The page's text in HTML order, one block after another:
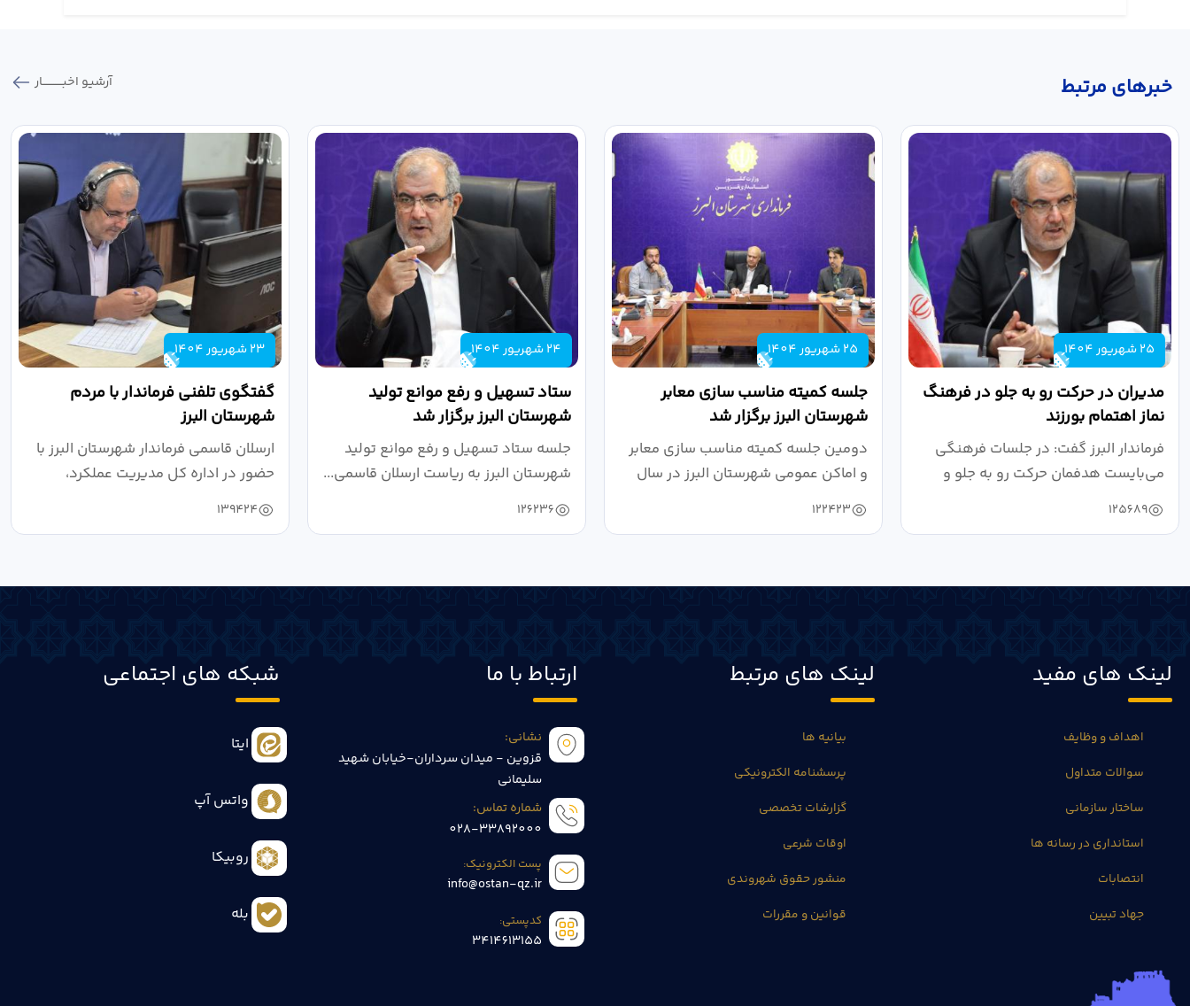
خبر‌های مرتبط آرشیو اخبـــــــــــار
25 شهریور 1404
مدیران در حرکت رو به جلو در فرهنگ
نماز اهتمام بورزند
فرماندار البرز گفت: در جلسات فرهنگی
می‌بایست هدفمان حرکت رو به جلو و
دستیابی...
125689
25 شهریور 1404
جلسه کمیته مناسب سازی معابر
شهرستان البرز برگزار شد
دومین جلسه کمیته مناسب سازی معابر
و اماکن عمومی شهرستان البرز در سال
۱۴۰۴ به...
122423
24 شهریور 1404
ستاد تسهیل و رفع موانع تولید
شهرستان البرز برگزار شد
جلسه ستاد تسهیل و رفع موانع تولید
شهرستان البرز به ریاست ارسلان قاسمی...
126236
23 شهریور 1404
گفتگوی تلفنی فرماندار با مردم
شهرستان البرز
ارسلان قاسمی فرماندار شهرستان البرز با
حضور در اداره کل مدیریت عملکرد،
بازرسی...
139424
لینک های مفید
اهداف و وظایف
سوالات متداول
ساختار سازمانی
استانداری در رسانه ها
انتصابات
جهاد تبیین
لینک های مرتبط
بیانیه ها
پرسشنامه الکترونیکی
گزارشات تخصصی
اوقات شرعی
منشور حقوق شهروندی
قوانین و مقررات
ارتباط با ما
نشانی:
قزوین - میدان سرداران-خیابان شهید
سلیمانی
شماره تماس:
028-33892000
پست الکترونیک:
info@ostan-qz.ir
کدپستی:
3414613155
شبکه های اجتماعی
ایتا
واتس آپ
روبیکا
بله